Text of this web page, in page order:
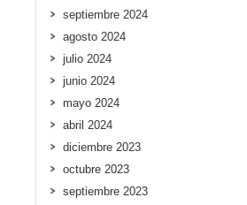
septiembre 2024
agosto 2024
julio 2024
junio 2024
mayo 2024
abril 2024
diciembre 2023
octubre 2023
septiembre 2023